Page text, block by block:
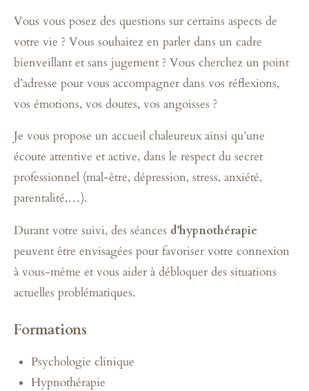
Vous vous posez des questions sur certains aspects de
votre vie ? Vous souhaitez en parler dans un cadre
bienveillant et sans jugement ? Vous cherchez un point
d’adresse pour vous accompagner dans vos réflexions,
vos émotions, vos doutes, vos angoisses ?
Je vous propose un accueil chaleureux ainsi qu’une
écoute attentive et active, dans le respect du secret
professionnel (mal-être, dépression, stress, anxiété,
parentalité,…).
Durant votre suivi, des séances d’hypnothérapie
peuvent être envisagées pour favoriser votre connexion
à vous-même et vous aider à débloquer des situations
actuelles problématiques.
Formations
Psychologie clinique
Hypnothérapie